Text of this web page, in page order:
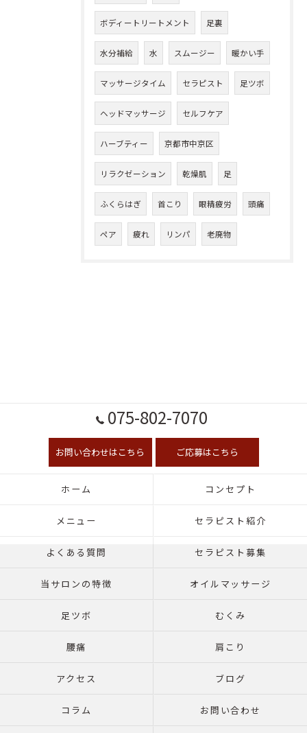
ボディートリートメント 足裏
水分補給 水 スムージー 暖かい手
マッサージタイム セラピスト 足ツボ
ヘッドマッサージ セルフケア
ハーブティー 京都市中京区
リラクゼーション 乾燥肌 足
ふくらはぎ 首こり 眼精疲労 頭痛
ペア 疲れ リンパ 老廃物
075-802-7070
お問い合わせはこちら ご応募はこちら
ホーム コンセプト
メニュー セラピスト紹介
よくある質問 セラピスト募集
当サロンの特徴 オイルマッサージ
足ツボ むくみ
腰痛 肩こり
アクセス ブログ
コラム お問い合わせ